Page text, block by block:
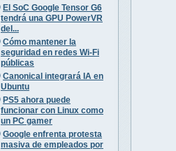
El SoC Google Tensor G6
tendrá una GPU PowerVR
del...
Cómo mantener la
seguridad en redes Wi-Fi
públicas
Canonical integrará IA en
Ubuntu
PS5 ahora puede
funcionar con Linux como
un PC gamer
Google enfrenta protesta
masiva de empleados por